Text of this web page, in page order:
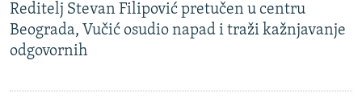
Reditelj Stevan Filipović pretučen u centru
Beograda, Vučić osudio napad i traži kažnjavanje
odgovornih